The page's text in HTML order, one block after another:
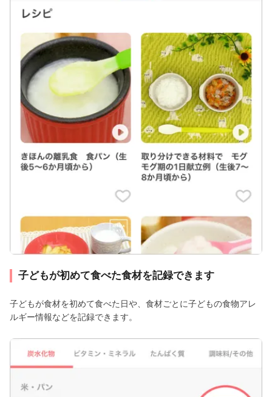
子どもが初めて食べた食材を記録できます
子どもが食材を初めて食べた日や、食材ごとに子どもの食物アレ
ルギー情報などを記録できます。